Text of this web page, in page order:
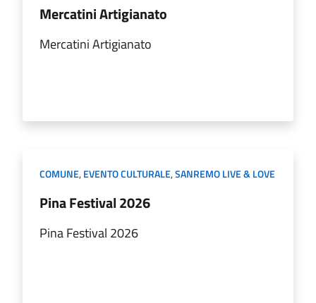
Mercatini Artigianato
Mercatini Artigianato
COMUNE,EVENTO CULTURALE,SANREMO LIVE & LOVE
Pina Festival 2026
Pina Festival 2026